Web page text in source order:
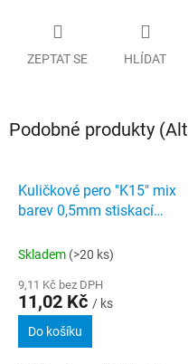
ZEPTAT SE HLÍDAT
Podobné produkty
Kuličkové pero "K15" mix
barev 0,5mm stiskací
SCHNEIDER
Skladem (>20 ks)
9,11 Kč bez DPH
11,02 Kč / ks
Do košíku